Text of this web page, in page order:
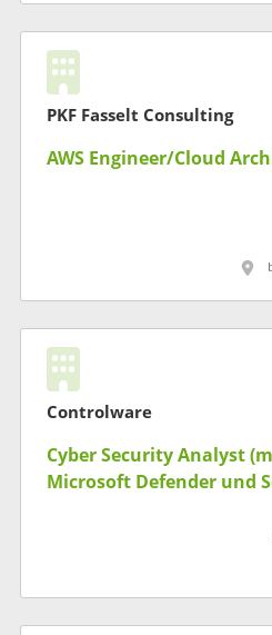
PKF Fasselt Consulting
AWS Engineer/Cloud
Controlware
Cyber Security Analyst
Microsoft Defender und